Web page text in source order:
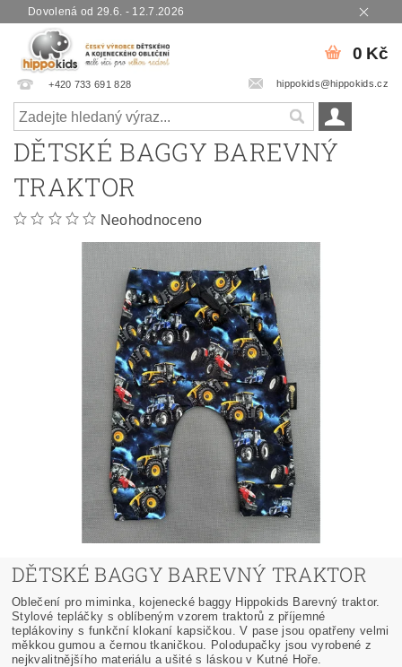
Dovolená od 29.6. - 12.7.2026
+420 733 691 828 hippokids@hippokids.cz
0 Kč
DĚTSKÉ BAGGY BAREVNÝ
TRAKTOR
Neohodnoceno
DĚTSKÉ BAGGY BAREVNÝ TRAKTOR
Oblečení pro miminka, kojenecké baggy Hippokids Barevný traktor.
Stylové tepláčky s oblíbeným vzorem traktorů z příjemné
teplákoviny s funkční klokaní kapsičkou.V pase jsou opatřeny velmi
měkkou gumou a černou tkaničkou. Polodupačky jsouvyrobené z
nejkvalitnějšího materiálu a ušité s láskou v Kutné Hoře.